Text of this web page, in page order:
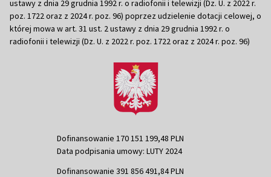
ustawy z dnia 29 grudnia 1992 r. o radiofonii i telewizji (Dz. U. z 2022 r.
poz. 1722 oraz z 2024 r. poz. 96) poprzez udzielenie dotacji celowej, o
której mowa w art. 31 ust. 2 ustawy z dnia 29 grudnia 1992 r. o
radiofonii i telewizji (Dz. U. z 2022 r. poz. 1722 oraz z 2024 r. poz. 96)
Dofinansowanie 170 151 199,48 PLN
Data podpisania umowy: LUTY 2024
Dofinansowanie 391 856 491,84 PLN